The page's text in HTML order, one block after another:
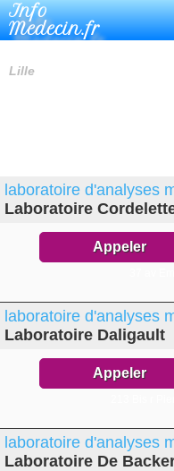
Info
Medecin.fr
Lille
laboratoire d'analyses
Laboratoire
Appeler
laboratoire d'analyses
Laboratoire Daligault
Appeler
laboratoire d'analyses
Laboratoire De